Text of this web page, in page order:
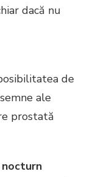
dacă nu
de
ale
prostată